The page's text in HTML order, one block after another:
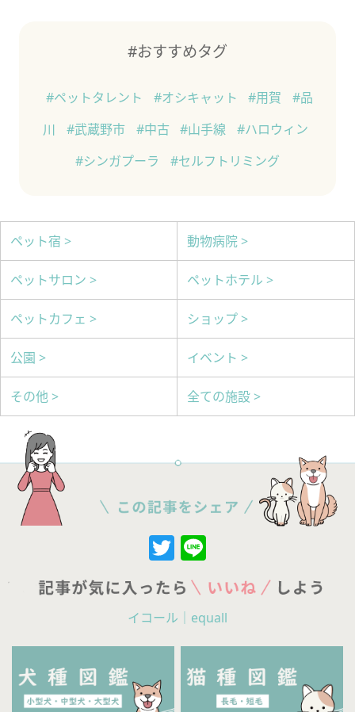
#おすすめタグ
#ペットタレント #オシキャット #用賀
#品
川
#武蔵野市 #中古 #山手線
#ハロウィン
#シンガプーラ
#セルフトリミング
ペット宿 > 動物病院 >
ペットサロン > ペットホテル >
ペットカフェ > ショップ >
公園 > イベント >
その他 > 全ての施設 >
Twitter
イコール｜equall